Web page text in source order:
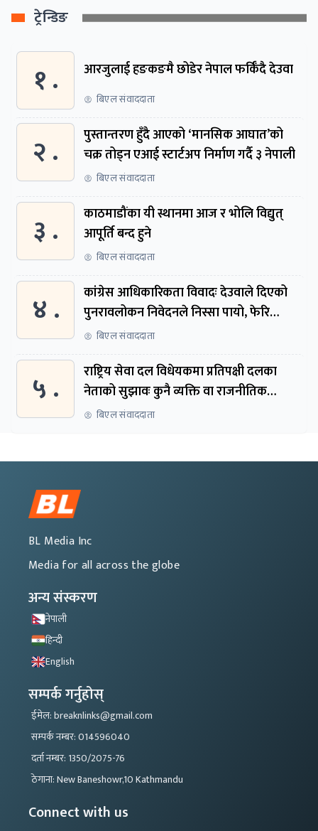
ट्रेन्डिङ
१ . आरजुलाई हङकङमै छोडेर नेपाल फर्किँदै देउवा
बिएल संवाददाता
२ .
पुस्तान्तरण हुँदै आएको ‘मानसिक आघात’को
चक्र तोड्न एआई स्टार्टअप निर्माण गर्दै ३ नेपाली
बिएल संवाददाता
३ .
काठमाडौंका यी स्थानमा आज र भोलि विद्युत्
आपूर्ति बन्द हुने
बिएल संवाददाता
४ .
कांग्रेस आधिकारिकता विवादः देउवाले दिएको
पुनरावलोकन निवेदनले निस्सा पायो, फेरि
सुरुदेखि सुनुवाइ हुने
बिएल संवाददाता
५ .
राष्ट्रिय सेवा दल विधेयकमा प्रतिपक्षी दलका
नेताको सुझावः कुनै व्यक्ति वा राजनीतिक
नेतृत्वबाट निर्देशित हुने संस्था नबनोस्
बिएल संवाददाता
BL Media Inc
Media for all across the globe
अन्य संस्करण
नेपाली
हिन्दी
English
सम्पर्क गर्नुहोस्
ईमेल: breaknlinks@gmail.com
सम्पर्क नम्बर: 014596040
दर्ता नम्बर: 1350/2075-76
ठेगाना: New Baneshowr,10 Kathmandu
Connect with us